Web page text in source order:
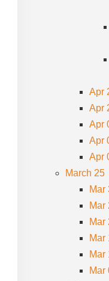
Apr
Apr
Apr
Apr
Apr
March 25
Mar
Mar